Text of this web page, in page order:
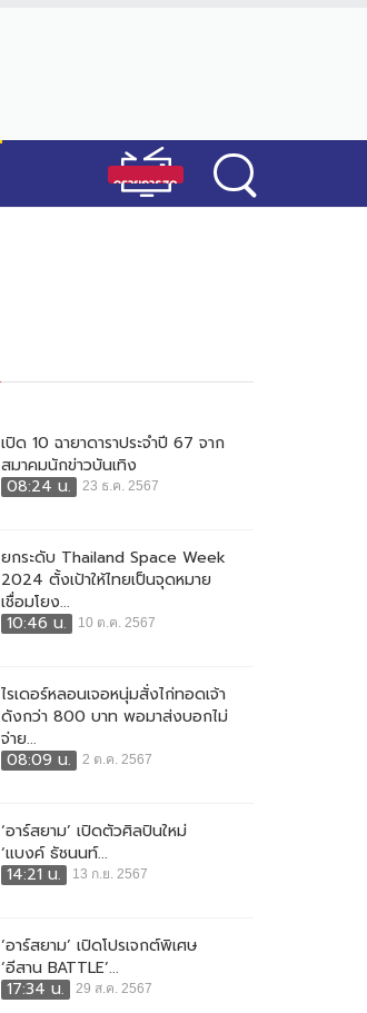
เปิด 10 ฉายาดาราประจำปี 67 จาก
สมาคมนักข่าวบันเทิง
08:24 น.
23 ธ.ค. 2567
ยกระดับ Thailand Space Week
2024 ตั้งเป้าให้ไทยเป็นจุดหมาย
เชื่อมโยง...
10:46 น.
10 ต.ค. 2567
ไรเดอร์หลอนเจอหนุ่มสั่งไก่ทอดเจ้า
ดังกว่า 800 บาท พอมาส่งบอกไม่
จ่าย...
08:09 น.
2 ต.ค. 2567
‘อาร์สยาม’ เปิดตัวศิลปินใหม่
‘แบงค์ ธัชนนท์...
14:21 น.
13 ก.ย. 2567
‘อาร์สยาม’ เปิดโปรเจกต์พิเศษ
‘อีสาน BATTLE’...
17:34 น.
29 ส.ค. 2567